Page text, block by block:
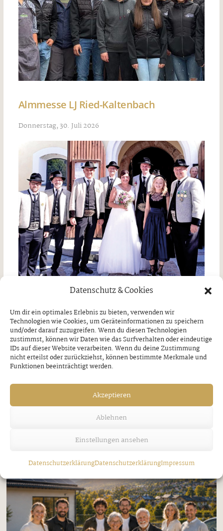
Datenschutz & Cookies
Um dir ein optimales Erlebnis zu bieten, verwenden wir
Technologien wie Cookies, um Geräteinformationen zu speichern
und/oder darauf zuzugreifen. Wenn du diesen Technologien
zustimmst, können wir Daten wie das Surfverhalten oder eindeutige
IDs auf dieser Website verarbeiten. Wenn du deine Zustimmung
nicht erteilst oder zurückziehst, können bestimmte Merkmale und
Funktionen beeinträchtigt werden.
Akzeptieren
Ablehnen
Einstellungen ansehen
DatenschutzerklärungDatenschutzerklärungImpressum
Almmesse LJ Ried-Kaltenbach
Donnerstag, 30. Juli 2026
Schützenkompanie Ried-Kaltenbach
Donnerstag, 23. Juli 2026